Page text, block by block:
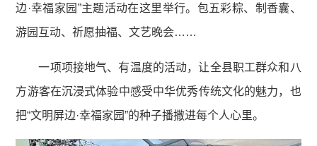
边·幸福家园”主题活动在这里举行。包五彩粽、制香囊、
游园互动、祈愿抽福、文艺晚会……
一项项接地气、有温度的活动，让全县职工群众和八
方游客在沉浸式体验中感受中华优秀传统文化的魅力，也
把“文明屏边·幸福家园”的种子播撒进每个人心里。